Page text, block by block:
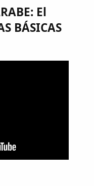
El
BÁSICAS